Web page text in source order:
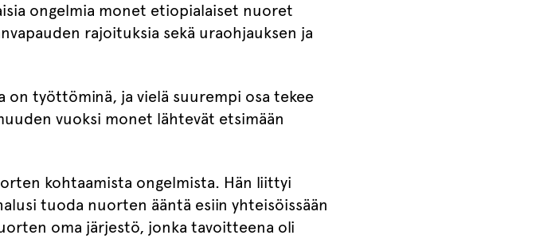
ongelmia monet etiopialaiset nuoret
rajoituksia sekä uraohjauksen ja
on työttöminä, ja vielä suurempi osa tekee
vuoksi monet lähtevät etsimään
kohtaamista ongelmista. Hän liittyi
tuoda nuorten ääntä esiin yhteisöissään
oma järjestö, jonka tavoitteena oli